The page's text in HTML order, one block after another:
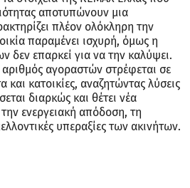
αποτυπώνουν μια
πλέον ολόκληρη την
παραμένει ισχυρή, όμως η
δεν επαρκεί για να την καλύψει.
αγοραστών στρέφεται σε
και κατοικίες, αναζητώντας λύσεις
διαρκώς και θέτει νέα
ενεργειακή απόδοση, τη
υπεραξίες των ακινήτων.